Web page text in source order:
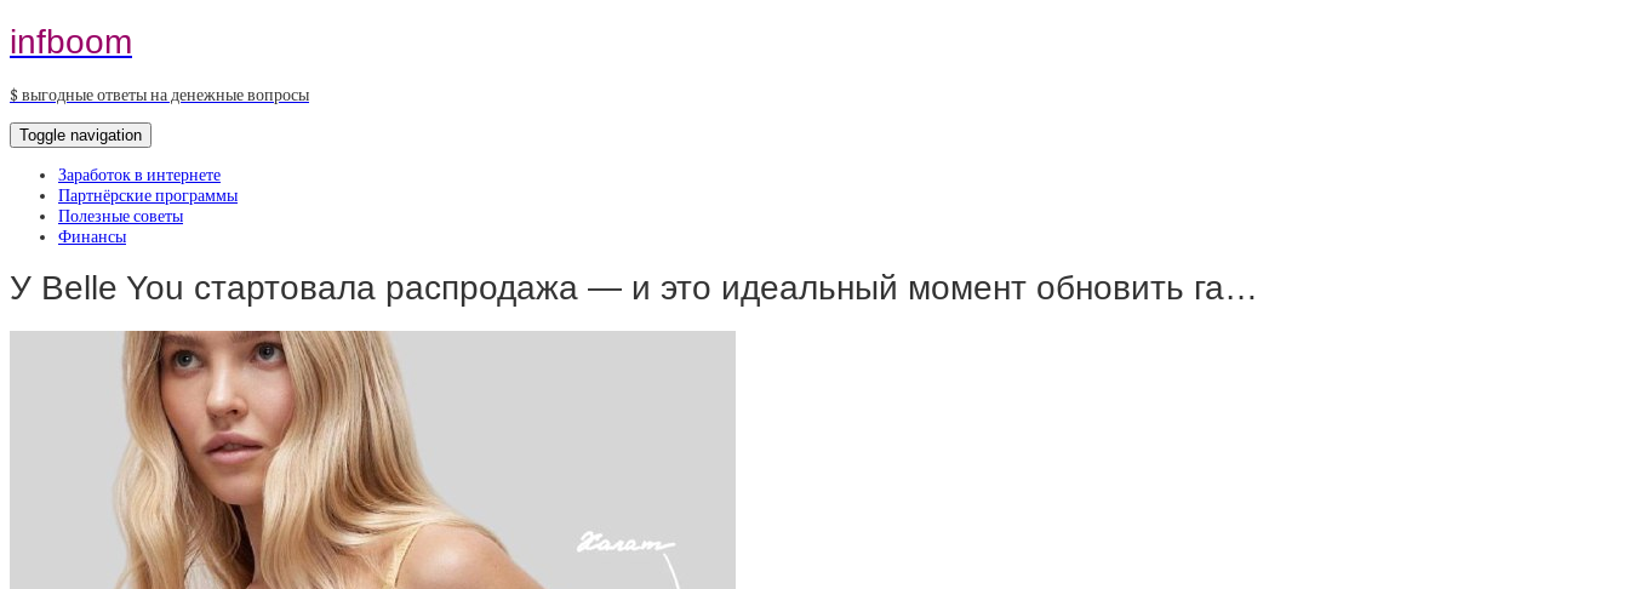
infboom
$ выгодные ответы на денежные вопросы
Toggle navigation
Заработок в интернете
Партнёрские программы
Полезные советы
Финансы
У Belle You стартовала распродажа — и это идеальный момент обновить га…